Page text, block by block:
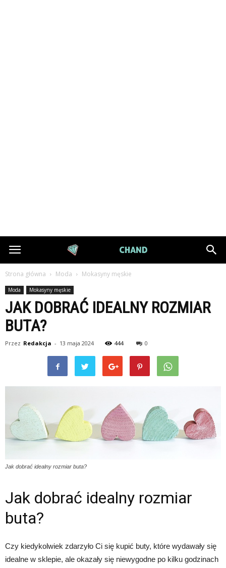
DiamondChand.pl
Strona główna Moda Mokasyny męskie
Moda Mokasyny męskie
JAK DOBRAĆ IDEALNY ROZMIAR
BUTA?
Przez Redakcja - 13 maja 2024 444 0
Jak dobrać idealny rozmiar buta?
Jak dobrać idealny rozmiar
buta?
Czy kiedykolwiek zdarzyło Ci się kupić buty, które wydawały się
idealne w sklepie, ale okazały się niewygodne po kilku godzinach